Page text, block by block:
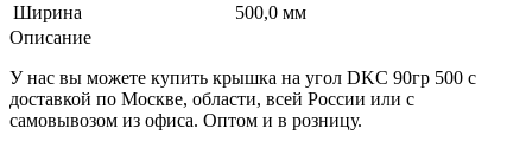
Ширина
500,0 мм
Описание
У нас вы можете купить крышка на угол DKC 90гр 500 с
доставкой по Москве, области, всей России или с
самовывозом из офиса. Оптом и в розницу.